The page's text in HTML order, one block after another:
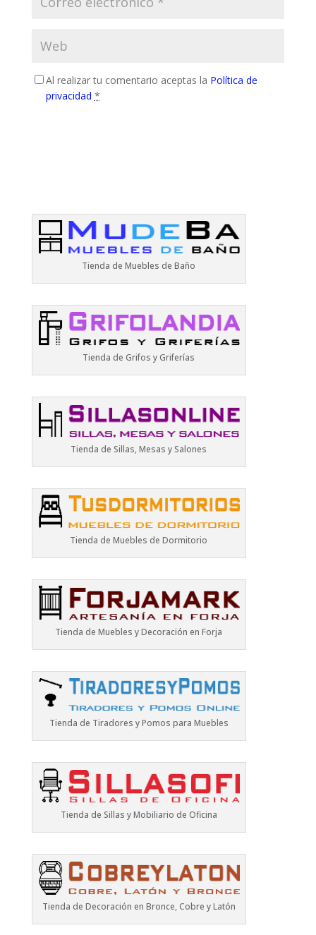
Al realizar tu comentario aceptas la Política de
privacidad *
Tienda de Muebles de Baño
Tienda de Grifos y Griferías
Tienda de Sillas, Mesas y Salones
Tienda de Muebles de Dormitorio
Tienda de Muebles y Decoración en Forja
Tienda de Tiradores y Pomos para Muebles
Tienda de Sillas y Mobiliario de Oficina
Tienda de Decoración en Bronce, Cobre y Latón